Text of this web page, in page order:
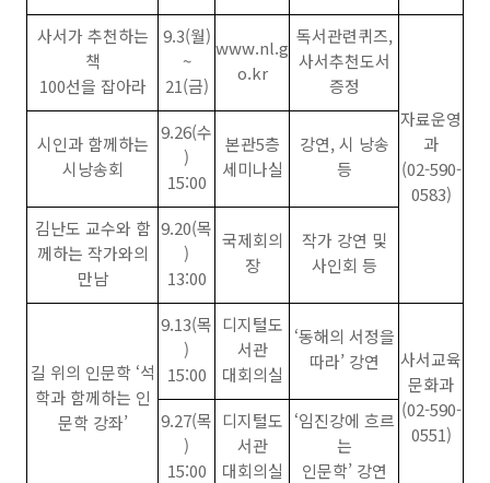
사서가 추천하는
책
100선을 잡아라
9.3(월)
~
21(금)
www.nl.g
o.kr
독서관련퀴즈,
사서추천도서
증정
자료운영
과
(02-590-
0583)
시인과 함께하는
시낭송회
9.26(수
)
15:00
본관5층
세미나실
강연, 시 낭송
등
김난도 교수와 함
께하는 작가와의
만남
9.20(목
)
13:00
국제회의
장
작가 강연 및
사인회 등
길 위의 인문학 ‘석
학과 함께하는 인
문학 강좌’
9.13(목
)
15:00
디지털도
서관
대회의실
‘동해의 서정을
따라’ 강연
사서교육
문화과
(02-590-
0551)
9.27(목
)
15:00
디지털도
서관
대회의실
‘임진강에 흐르
는
인문학’ 강연